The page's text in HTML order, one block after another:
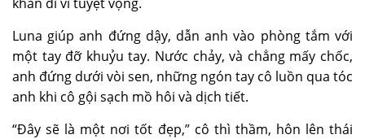
Luna giúp anh đứng dậy, dẫn anh vào phòng tắm với
một tay đỡ khuỷu tay. Nước chảy, và chẳng mấy chốc,
anh đứng dưới vòi sen, những ngón tay cô luồn qua tóc
anh khi cô gội sạch mồ hôi và dịch tiết.
“Đây sẽ là một nơi tốt đẹp,” cô thì thầm, hôn lên thái